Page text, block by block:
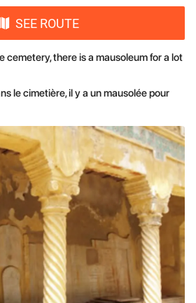
SEE ROUTE
cemetery, there is a mausoleum for a lot
le cimetière, il y a un mausolée pour